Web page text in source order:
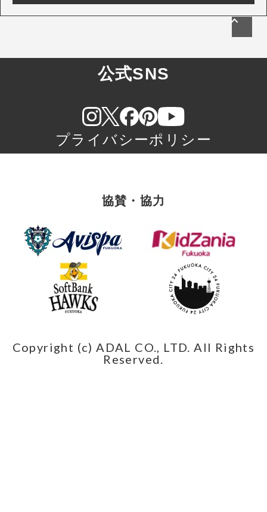
公式SNS
プライバシーポリシー
協賛・協力
Copyright (c) ADAL CO., LTD. All Rights
Reserved.